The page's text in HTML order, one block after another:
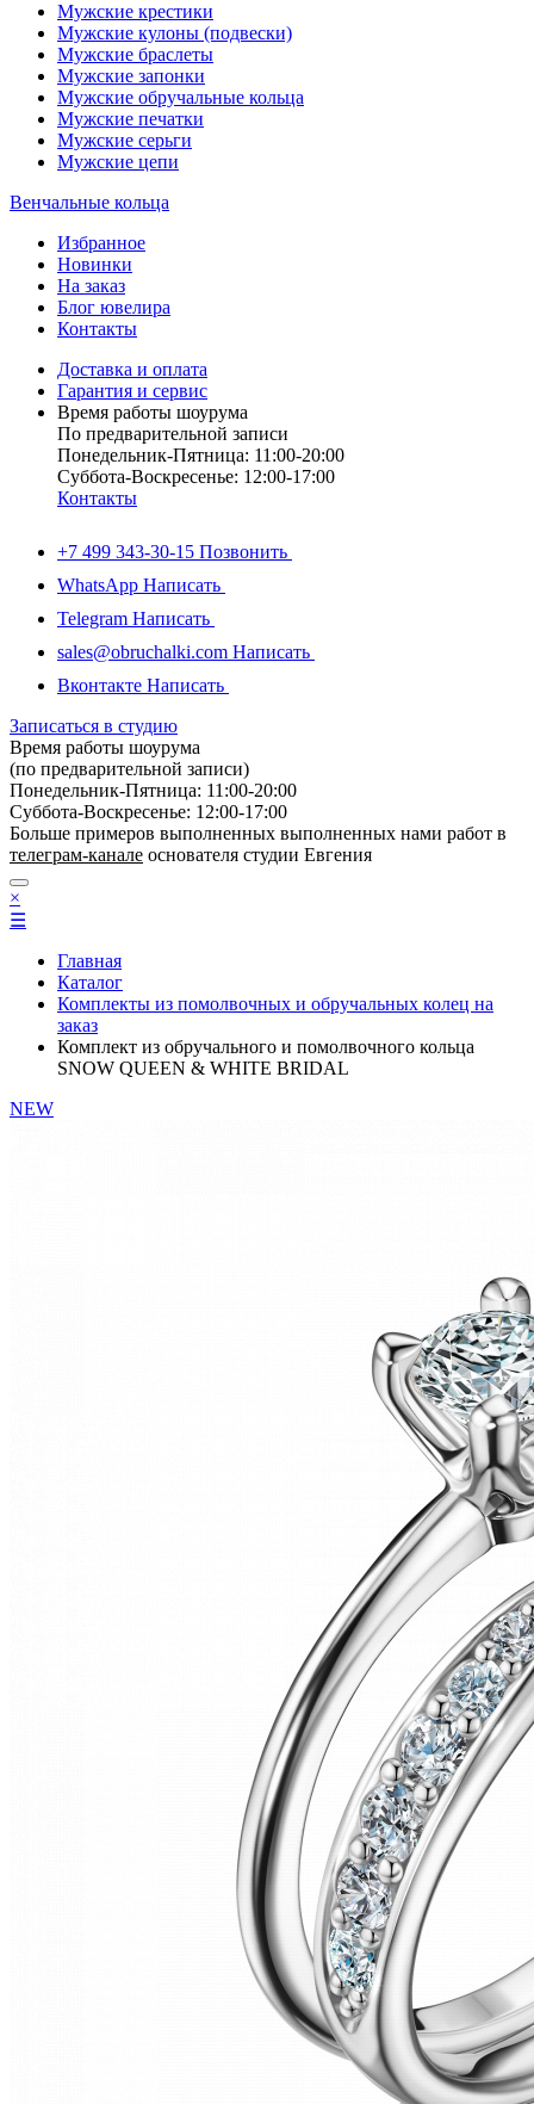
Мужские крестики
Мужские кулоны (подвески)
Мужские браслеты
Мужские запонки
Мужские обручальные кольца
Мужские печатки
Мужские серьги
Мужские цепи
Венчальные кольца
Избранное
Новинки
На заказ
Блог ювелира
Контакты
Доставка и оплата
Гарантия и сервис
Время работы шоурума
По предварительной записи
Понедельник-Пятница: 11:00-20:00
Суббота-Bоcкресенье: 12:00-17:00
Контакты
+7 499 343-30-15 Позвонить
WhatsApp Написать
Telegram Написать
sales@obruchalki.com Написать
Вконтакте Написать
Записаться в студию
Время работы шоурума
(по предварительной записи)
Понедельник-Пятница: 11:00-20:00
Суббота-Bоcкресенье: 12:00-17:00
Больше примеров выполненных выполненных нами работ в
телеграм-канале основателя студии Евгения
×
☰
Главная
Каталог
Комплекты из помолвочных и обручальных колец на
заказ
Комплект из обручального и помолвочного кольца
SNOW QUEEN & WHITE BRIDAL
NEW